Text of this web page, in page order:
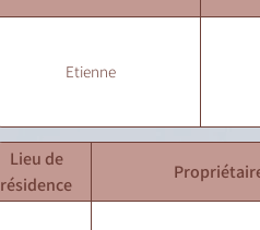
Etienne
Lieu de
résidence